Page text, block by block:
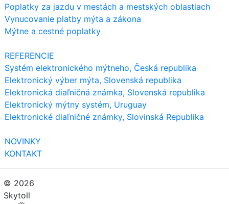
Poplatky za jazdu v mestách a mestských oblastiach
Vynucovanie platby mýta a zákona
Mýtne a cestné poplatky
REFERENCIE
Systém elektronického mýtneho, Česká republika
Elektronický výber mýta, Slovenská republika
Elektronická diaľničná známka, Slovenská republika
Elektronický mýtny systém, Uruguay
Elektronické diaľničné známky, Slovinská Republika
NOVINKY
KONTAKT
© 2026
Skytoll